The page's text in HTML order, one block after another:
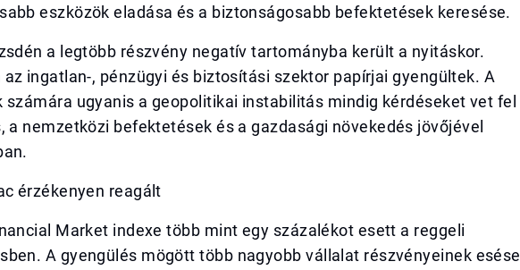
eszközök eladása és a biztonságosabb befektetések keresése.
a legtöbb részvény negatív tartományba került a nyitáskor.
az ingatlan-, pénzügyi és biztosítási szektor papírjai gyengültek. A
számára ugyanis a geopolitikai instabilitás mindig kérdéseket vet fel
a nemzetközi befektetések és a gazdasági növekedés jövőjével
érzékenyen reagált
Market indexe több mint egy százalékot esett a reggeli
A gyengülés mögött több nagyobb vállalat részvényeinek esése